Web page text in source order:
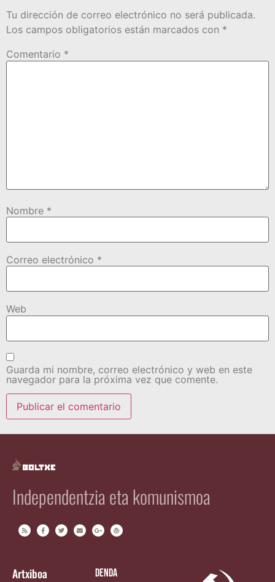
Tu dirección de correo electrónico no será publicada.
Los campos obligatorios están marcados con *
Comentario *
Nombre *
Correo electrónico *
Web
Guarda mi nombre, correo electrónico y web en este
navegador para la próxima vez que comente.
Independentzia eta komunismoa
Artxiboa Denda